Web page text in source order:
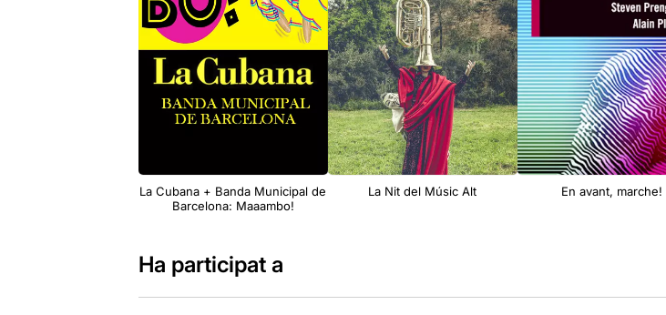
La Cubana + Banda Municipal de
Barcelona: Maaambo!
La Nit del Músic Alt En avant, marche!
Ha participat a